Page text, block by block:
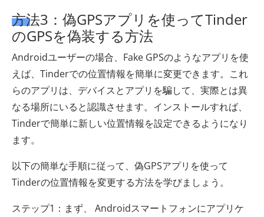
方法3：偽GPSアプリを使ってTinder
のGPSを偽装する方法
Androidユーザーの場合、Fake GPSのようなアプリを使
えば、Tinderでの位置情報を簡単に変更できます。これ
らのアプリは、デバイスとアプリを騙して、実際とは異
なる場所にいると認識させます。インストールすれば、
Tinderで簡単に新しい位置情報を設定できるようになり
ます。
以下の簡単な手順に従って、偽GPSアプリを使って
Tinderの位置情報を変更する方法を学びましょう。
ステップ1：まず、 Androidスマートフォンにアプリケ